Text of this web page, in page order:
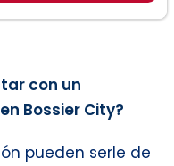
con un
Bossier City?
pueden serle de